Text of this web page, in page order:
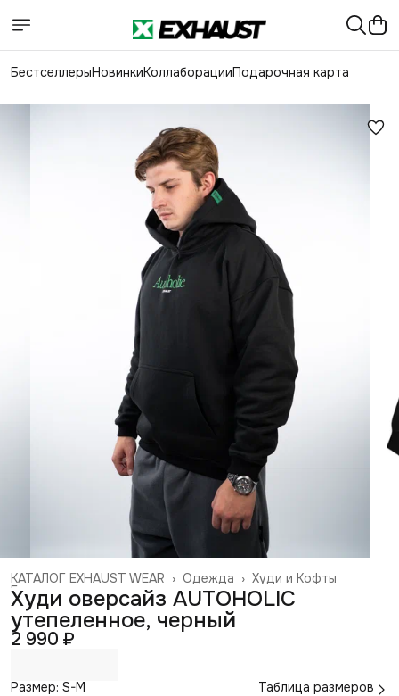
БестселлерыНовинкиКоллаборацииПодарочная карта
Худи и Кофты
Одежда ›
КАТАЛОГ EXHAUST WEAR ›
Главная
Худи оверсайз AUTOHOLIC
утепеленное, черный
2 990 ₽
Размер: S-M
Таблица размеров